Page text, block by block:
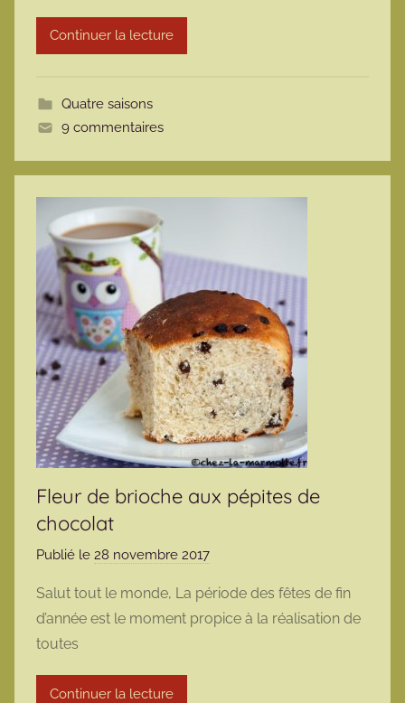
r
m
Continuer la lecture
Quatre saisons
9 commentaires
Fleur de brioche aux pépites de
chocolat
Publié le 28 novembre 2017
r
m
Salut tout le monde, La période des fêtes de fin
d’année est le moment propice à la réalisation de
toutes
Continuer la lecture